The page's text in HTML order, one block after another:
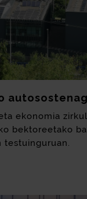
ekonomia
bektoreetako
testuinguruan.